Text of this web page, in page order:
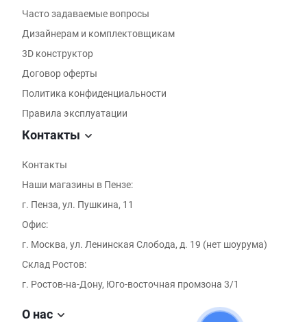
Часто задаваемые вопросы
Дизайнерам и комплектовщикам
3D конструктор
Договор оферты
Политика конфиденциальности
Правила эксплуатации
Контакты
Контакты
Наши магазины в Пензе:
г. Пенза, ул. Пушкина, 11
Офис:
г. Москва, ул. Ленинская Слобода, д. 19 (нет шоурума)
Склад Ростов:
г. Ростов-на-Дону, Юго-восточная промзона 3/1
О нас